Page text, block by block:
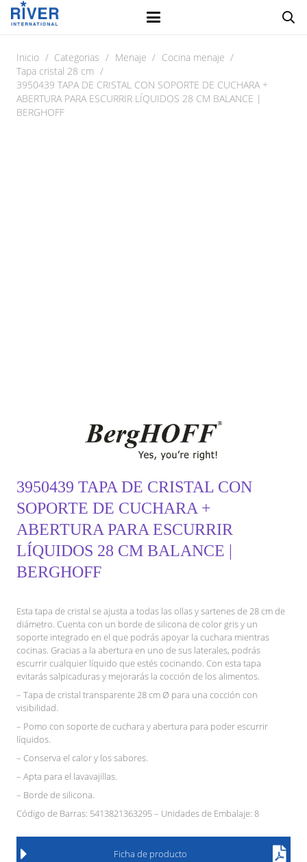
Inicio / Categorias / Menaje / Cocina menaje /
Tapa cristal 28 cm /
3950439 TAPA DE CRISTAL CON SOPORTE DE CUCHARA +
ABERTURA PARA ESCURRIR LÍQUIDOS 28 CM BALANCE |
BERGHOFF
3950439 TAPA DE CRISTAL CON
SOPORTE DE CUCHARA +
ABERTURA PARA ESCURRIR
LÍQUIDOS 28 CM BALANCE |
BERGHOFF
Esta tapa de cristal se ajusta a todas las ollas y sartenes de 28 cm de
diámetro. Cuenta con un borde de silicona de color gris y un
soporte integrado en el que podrás apoyar la cuchara mientras
cocinas. Gracias a la abertura en uno de sus laterales, podrás
escurrir cualquier líquido que estés cocinando. Con esta tapa
evitarás salpicaduras y mejorarás la cocción de los alimentos.
– Tapa de cristal transparente 28 cm Ø para una cocción con
visibilidad.
– Pomo con soporte de cuchara y abertura para poder escurrir
líquidos.
– Conserva el calor y los sabores.
– Apta para el lavavajillas.
– Borde de silicona.
Código de Barras: 5413821363295 – Unidades de Embalaje: 8
Ficha de producto